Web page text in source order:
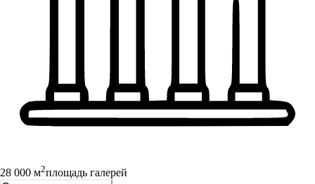
28 000 м2площадь галерей